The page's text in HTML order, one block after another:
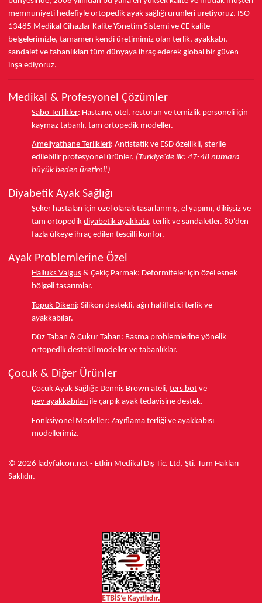
memnuniyeti hedefiyle ortopedik ayak sağlığı ürünleri üretiyoruz. ISO
13485 Medikal Cihazlar Kalite Yönetim Sistemi ve CE kalite
belgelerimizle, tamamen kendi üretimimiz olan terlik, ayakkabı,
sandalet ve tabanlıkları tüm dünyaya ihraç ederek global bir güven
inşa ediyoruz.
Medikal & Profesyonel Çözümler
Sabo Terlikler: Hastane, otel, restoran ve temizlik personeli için
kaymaz tabanlı, tam ortopedik modeller.
Ameliyathane Terlikleri: Antistatik ve ESD özellikli, sterile
edilebilir profesyonel ürünler. (Türkiye'de ilk: 47-48 numara
büyük beden üretimi!)
Diyabetik Ayak Sağlığı
Şeker hastaları için özel olarak tasarlanmış, el yapımı, dikişsiz ve
tam ortopedik diyabetik ayakkabı, terlik ve sandaletler. 80'den
fazla ülkeye ihraç edilen tescilli konfor.
Ayak Problemlerine Özel
Halluks Valgus & Çekiç Parmak: Deformiteler için özel esnek
bölgeli tasarımlar.
Topuk Dikeni: Silikon destekli, ağrı hafifletici terlik ve
ayakkabılar.
Düz Taban & Çukur Taban: Basma problemlerine yönelik
ortopedik destekli modeller ve tabanlıklar.
Çocuk & Diğer Ürünler
Çocuk Ayak Sağlığı: Dennis Brown ateli, ters bot ve
pev ayakkabıları ile çarpık ayak tedavisine destek.
Fonksiyonel Modeller: Zayıflama terliği ve ayakkabısı
modellerimiz.
© 2026 ladyfalcon.net - Etkin Medikal Dış Tic. Ltd. Şti. Tüm Hakları
Saklıdır.